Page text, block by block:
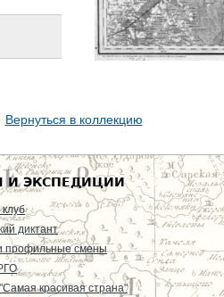
Вернуться в коллекцию
И ЭКСПЕДИЦИИ
диктант
профильные смены
красивая страна"